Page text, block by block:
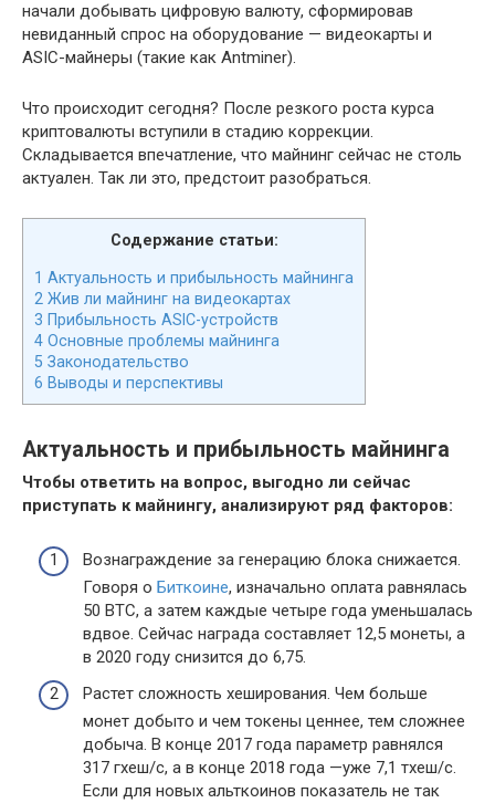
начали добывать цифровую валюту, сформировав
невиданный спрос на оборудование — видеокарты и
ASIC-майнеры (такие как Antminer).
Что происходит сегодня? После резкого роста курса
криптовалюты вступили в стадию коррекции.
Складывается впечатление, что майнинг сейчас не столь
актуален. Так ли это, предстоит разобраться.
Содержание статьи:
1 Актуальность и прибыльность майнинга
2 Жив ли майнинг на видеокартах
3 Прибыльность ASIC-устройств
4 Основные проблемы майнинга
5 Законодательство
6 Выводы и перспективы
Актуальность и прибыльность майнинга
Чтобы ответить на вопрос, выгодно ли сейчас
приступать к майнингу, анализируют ряд факторов:
Вознаграждение за генерацию блока снижается.
Говоря о Биткоине, изначально оплата равнялась
50 BTC, а затем каждые четыре года уменьшалась
вдвое. Сейчас награда составляет 12,5 монеты, а
в 2020 году снизится до 6,75.
Растет сложность хеширования. Чем больше
монет добыто и чем токены ценнее, тем сложнее
добыча. В конце 2017 года параметр равнялся
317 гхеш/с, а в конце 2018 года —уже 7,1 тхеш/с.
Если для новых альткоинов показатель не так